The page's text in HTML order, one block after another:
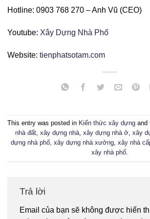
Hotline: 0903 768 270 – Anh Vũ (CEO)
Youtube: Xây Dựng Nhà Phố
Website: tienphatsotam.com
This entry was posted in Kiến thức xây dựng and
nhà đất, xây dựng nhà, xây dựng nhà ở, xây
dựng nhà phố, xây dựng nhà xưởng, xây nhà
xây nhà phố.
Trả lời
Email của bạn sẽ không được hiển